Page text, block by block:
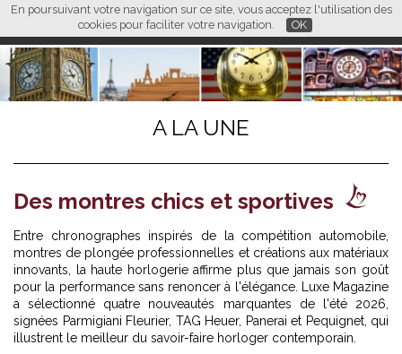
En poursuivant votre navigation sur ce site, vous acceptez l'utilisation des
cookies pour faciliter votre navigation.
OK
FR EN CN
L M
A LA UNE
Des montres chics et sportives
Entre chronographes inspirés de la compétition automobile,
montres de plongée professionnelles et créations aux matériaux
innovants, la haute horlogerie affirme plus que jamais son goût
pour la performance sans renoncer à l'élégance. Luxe Magazine
a sélectionné quatre nouveautés marquantes de l'été 2026,
signées Parmigiani Fleurier, TAG Heuer, Panerai et Pequignet, qui
illustrent le meilleur du savoir-faire horloger contemporain.